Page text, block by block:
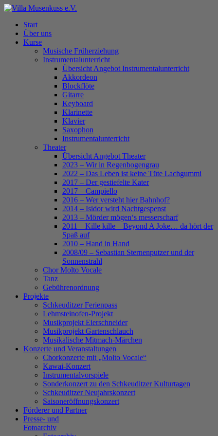
Skip
main
content
Menu
Start
Über uns
Kurse
Musische Früherziehung
Instrumentalunterricht
Übersicht Angebot Instrumentalunterricht
Akkordeon
Blockflöte
Gitarre
Keyboard
Klarinette
Klavier
Saxophon
Instrumentalunterricht
Theater
Übersicht Angebot Theater
2023 – Wir in Regenbogengrau
2022 – Das Leben ist keine Tüte Lachgummi
2017 – Der gestiefelte Kater
2017 – Campiello
2016 – Wer versteht hier Bahnhof?
2014 – Isidor wird Nachtgespenst
2013 – Mörder mögen‘s messerscharf
2011 – Kille kille – Beyond A Joke… da hört der
Spaß auf
2010 – Hand in Hand
2008/09 – Sebastian Sternenputzer und der
Sonnenstrahl
Chor Molto Vocale
Tanz
Gebührenordnung
Projekte
Schkeuditzer Ferienpass
Lehmsteinofen-Projekt
Musikprojekt Eierschneider
Musikprojekt Gartenschlauch
Musikalische Mitmach-Märchen
Konzerte und Veranstaltungen
Chorkonzerte mit „Molto Vocale“
Kawai-Konzert
Instrumentalvorspiele
Sonderkonzert zu den Schkeuditzer Kulturtagen
Schkeuditzer Neujahrskonzert
Saisoneröffnungskonzert
Förderer und Partner
Presse- und
Fotoarchiv